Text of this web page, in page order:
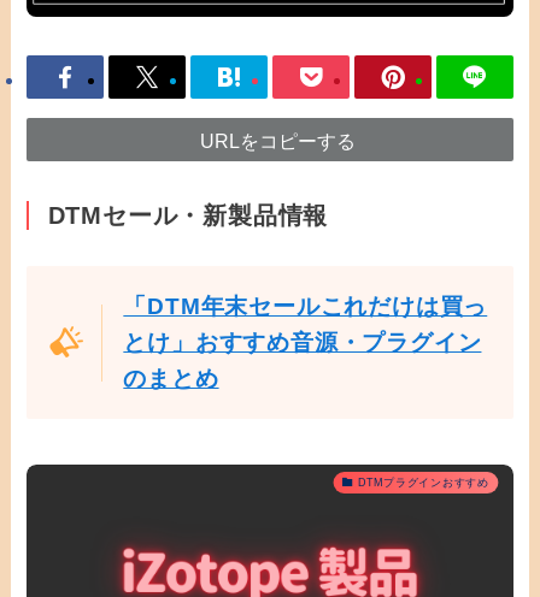
URLをコピーする
DTMセール・新製品情報
「DTM年末セールこれだけは買っ
とけ」おすすめ音源・プラグイン
のまとめ
DTMプラグインおすすめ